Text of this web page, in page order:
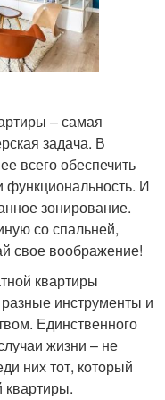
– самая
задача. В
всего обеспечить
функциональность. И
зонирование.
со спальней,
свое воображение!
квартиры
инструменты и
Единственного
жизни – не
них тот, который
квартиры.